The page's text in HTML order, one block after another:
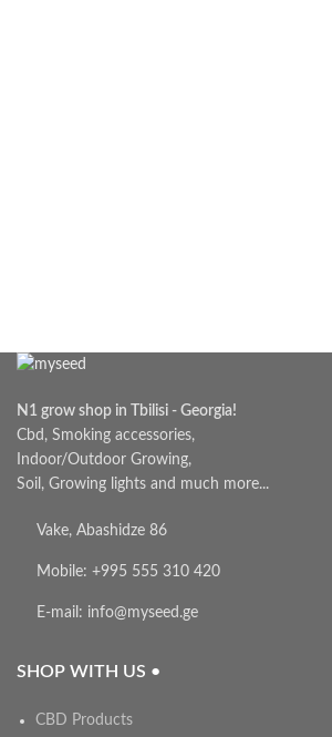
N1 grow shop in Tbilisi - Georgia!
Cbd, Smoking accessories,
Indoor/Outdoor Growing,
Soil, Growing lights and much more...
Vake, Abashidze 86
Mobile: +995 555 310 420
E-mail: info@myseed.ge
SHOP WITH US •
CBD Products